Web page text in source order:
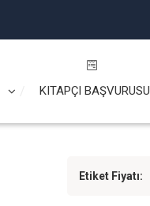
KITAPÇI BAŞVURUSU
Etiket Fiyatı: